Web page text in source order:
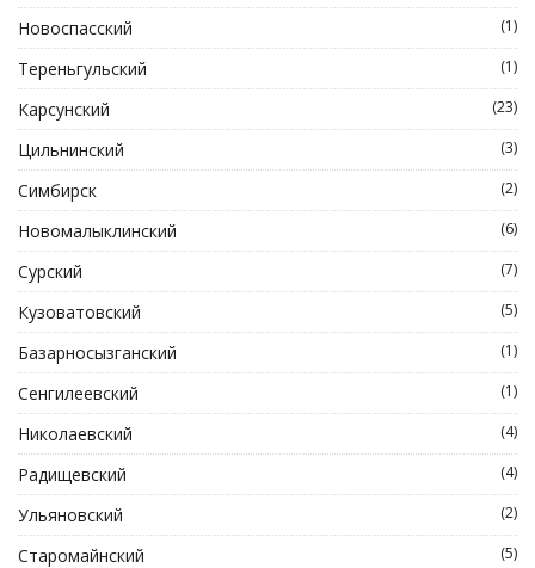
Новоспасский (1)
Тереньгульский (1)
Карсунский (23)
Цильнинский (3)
Симбирск (2)
Новомалыклинский (6)
Сурский (7)
Кузоватовский (5)
Базарносызганский (1)
Сенгилеевский (1)
Николаевский (4)
Радищевский (4)
Ульяновский (2)
Старомайнский (5)